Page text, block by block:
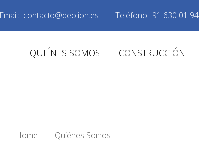
Email: contacto@deolion.es Teléfono: 91 630 01 94
QUIÉNES SOMOS CONSTRUCCIÓN
Home Quiénes Somos